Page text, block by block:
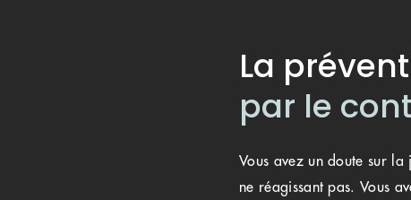
La
par le
Vous avez un doute sur
ne réagissant pas. Vous